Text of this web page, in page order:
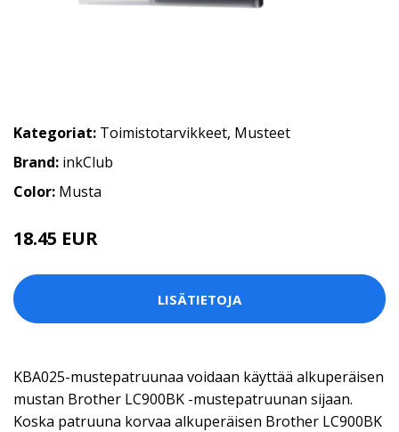
Kategoriat: Toimistotarvikkeet, Musteet
Brand: inkClub
Color: Musta
18.45 EUR
LISÄTIETOJA
KBA025-mustepatruunaa voidaan käyttää alkuperäisen
mustan Brother LC900BK -mustepatruunan sijaan.
Koska patruuna korvaa alkuperäisen Brother LC900BK